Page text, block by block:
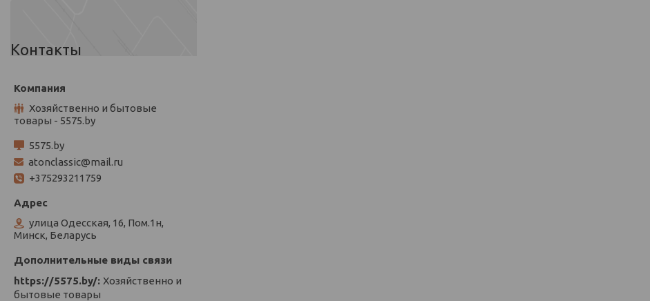
Контакты
Хозяйственно и бытовые
товары - 5575.by
5575.by
atonclassic@mail.ru
+375293211759
улица Одесская, 16, Пом.1н,
Минск, Беларусь
https://5575.by/ Хозяйственно и
бытовые товары